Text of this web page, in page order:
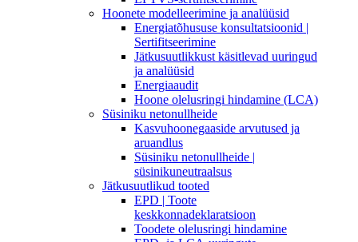
Hoonete modelleerimine ja analüüsid
Energiatõhususe konsultatsioonid |
Sertifitseerimine
Jätkusuutlikkust käsitlevad uuringud
ja analüüsid
Energiaaudit
Hoone olelusringi hindamine (LCA)
Süsiniku netonullheide
Kasvuhoonegaaside arvutused ja
aruandlus
Süsiniku netonullheide |
süsinikuneutraalsus
Jätkusuutlikud tooted
EPD | Toote
keskkonnadeklaratsioon
Toodete olelusringi hindamine